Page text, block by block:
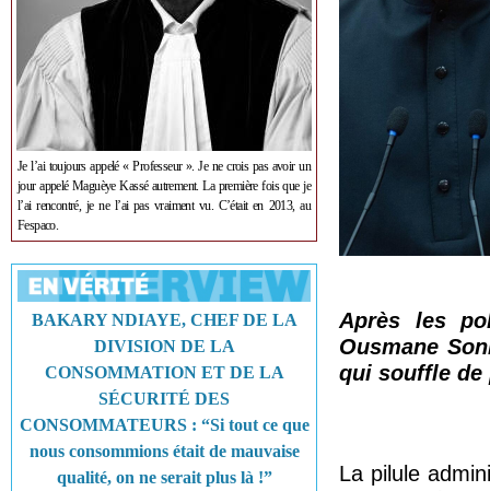
Je l’ai toujours appelé « Professeur ». Je ne crois pas avoir un
jour appelé Maguèye Kassé autrement. La première fois que je
l’ai rencontré, je ne l’ai pas vraiment vu. C’était en 2013, au
Fespaco.
BAKARY NDIAYE, CHEF DE LA
DIVISION DE LA
CONSOMMATION ET DE LA
SÉCURITÉ DES
CONSOMMATEURS : “Si tout ce que
nous consommions était de mauvaise
qualité, on ne serait plus là !”
Après les
Ousmane
qui souffle de
La pilule